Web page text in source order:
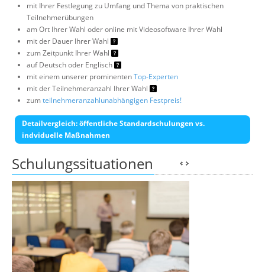
mit Ihrer Festlegung zu Umfang und Thema von praktischen
Teilnehmerübungen
am Ort Ihrer Wahl oder online mit Videosoftware Ihrer Wahl
mit der Dauer Ihrer Wahl
zum Zeitpunkt Ihrer Wahl
auf Deutsch oder Englisch
mit einem unserer prominentenTop-Experten
mit der Teilnehmeranzahl Ihrer Wahl
zumteilnehmeranzahlunabhängigen Festpreis!
Detailvergleich: öffentliche Standardschulungen vs.
indviduelle Maßnahmen
Schulungssituationen